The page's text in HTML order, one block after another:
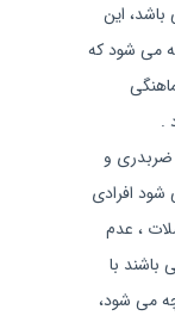
این
مخچه می شود که
.
ضربدری و
شود افرادی
، عدم
باشند با
می شود،